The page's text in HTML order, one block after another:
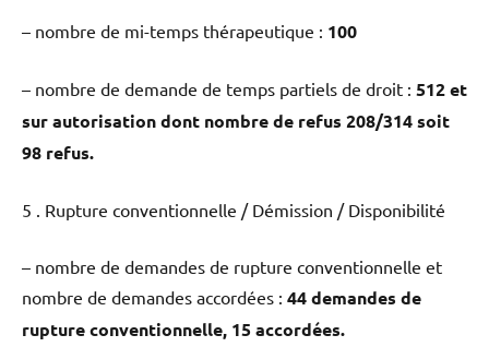
– nombre de mi-temps thérapeutique : 100
– nombre de demande de temps partiels de droit : 512 et
sur autorisation dont nombre de refus 208/314 soit
98 refus.
5 . Rupture conventionnelle / Démission / Disponibilité
– nombre de demandes de rupture conventionnelle et
nombre de demandes accordées : 44 demandes de
rupture conventionnelle, 15 accordées.